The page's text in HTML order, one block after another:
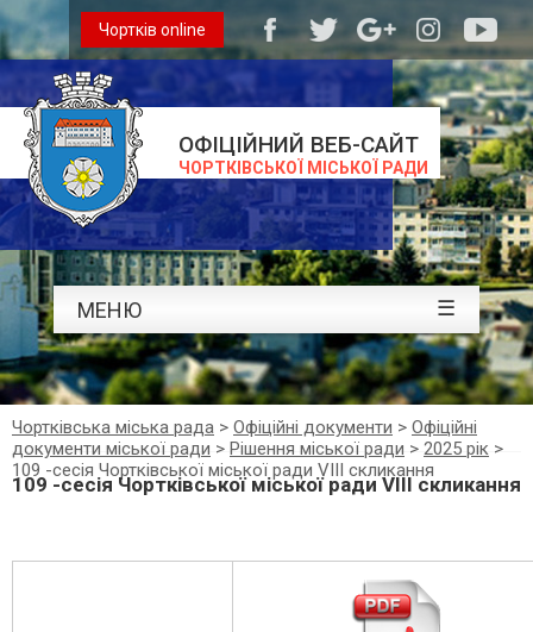
ОФІЦІЙНИЙ ВЕБ-САЙТ
ЧОРТКІВСЬКОЇ МІСЬКОЇ РАДИ
Чортків online
МЕНЮ ☰
Чортківська міська рада > Офіційні документи > Офіційні
документи міської ради > Рішення міської ради > 2025 рік >
109 -сесія Чортківської міської ради VIII скликання
109 -сесія Чортківської міської ради VIII скликання